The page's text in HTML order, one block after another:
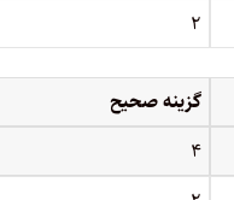
۲
گزینه صحیح
۴